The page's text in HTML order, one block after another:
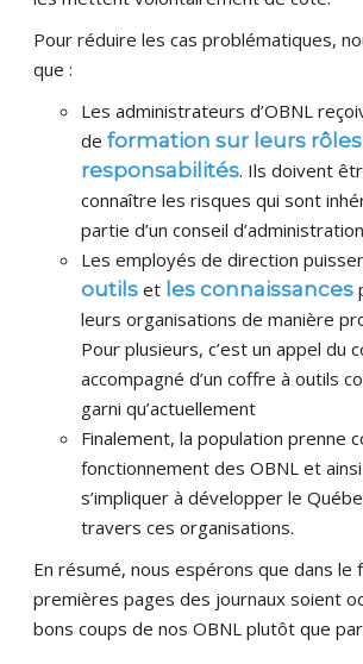
Pour réduire les cas problématiques,
que :
Les administrateurs d’OBNL
deformation sur leurs
responsabilités. Ils doivent
connaître les risques qui sont
partie d’un conseil
Les employés de direction
outils et les connaissances
leurs organisations de manière
Pour plusieurs, c’est un appel du
accompagné d’un coffre à outils
garni qu’actuellement
Finalement, la population prenne
fonctionnement des OBNL et
s’impliquer à développer le
travers ces organisations.
En résumé, nous espérons que dans le
premières pages des journaux soient
bons coups de nos OBNL plutôt que